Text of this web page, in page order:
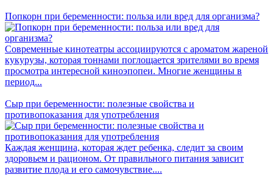
Попкорн при беременности: польза или вред для организма?
Современные кинотеатры ассоциируются с ароматом жареной
кукурузы, которая тоннами поглощается зрителями во время
просмотра интересной киноэпопеи. Многие женщины в
период...
Сыр при беременности: полезные свойства и
противопоказания для употребления
Каждая женщина, которая ждет ребенка, следит за своим
здоровьем и рационом. От правильного питания зависит
развитие плода и его самочувствие....